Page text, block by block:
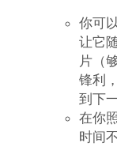
你可
让它
片（
锋利
到下
在你
时间